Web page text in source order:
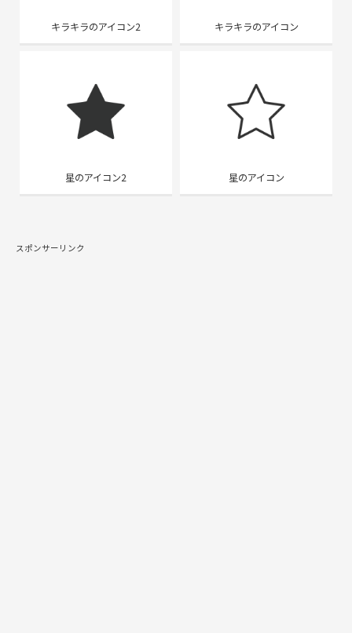
キラキラのアイコン2 キラキラのアイコン
星のアイコン2 星のアイコン
スポンサーリンク